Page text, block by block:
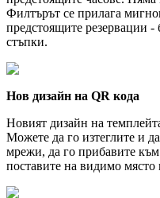
Филтърът се прилага
предстоящите резервации -
стъпки.
Нов дизайн на QR кода
Новият дизайн на
Можете да го изтеглите и
мрежи, да го прибавите
поставите на видимо място